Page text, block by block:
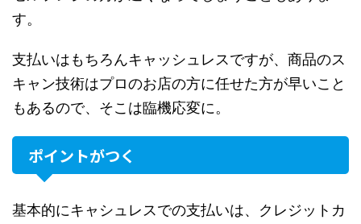
す。
支払いはもちろんキャッシュレスですが、商品のス
キャン技術はプロのお店の方に任せた方が早いこと
もあるので、そこは臨機応変に。
ポイントがつく
基本的にキャシュレスでの支払いは、クレジットカ